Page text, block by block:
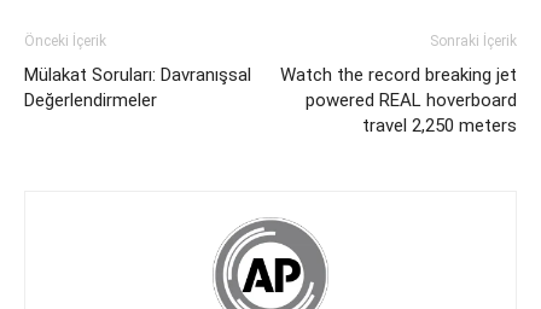
Önceki İçerik
Mülakat Soruları: Davranışsal
Değerlendirmeler
Sonraki İçerik
Watch the record breaking jet
powered REAL hoverboard
travel 2,250 meters